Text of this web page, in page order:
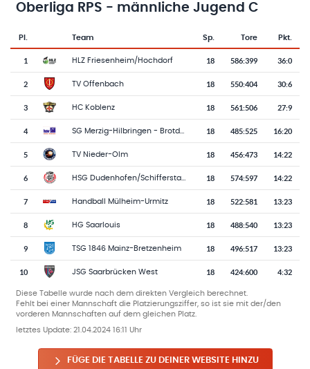
Oberliga RPS - männliche Jugend C
Pl.
Team-Logo
Team Sp. Tore Pkt.
1 HLZ Friesenheim/Hochdorf 18 586:399 36:0
2 TV Offenbach 18 550:404 30:6
3 HC Koblenz 18 561:506 27:9
4 18 485:525 16:20
5 TV Nieder-Olm 18 456:473 14:22
6 18 574:597 14:22
7 Handball Mülheim-Urmitz 18 522:581 13:23
8 HG Saarlouis 18 488:540 13:23
9 TSG 1846 Mainz-Bretzenheim 18 496:517 13:23
10 JSG Saarbrücken West 18 424:600 4:32
Diese Tabelle wurde nach dem direkten Vergleich berechnet.
Fehlt bei einer Mannschaft die Platzierungsziffer, so ist sie mit der/den
vorderen Mannschaften auf dem gleichen Platz.
letztes Update: 21.04.2024 16:11 Uhr
FÜGE DIE TABELLE ZU DEINER WEBSITE HINZU